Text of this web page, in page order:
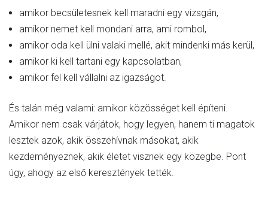
amikor becsületesnek kell maradni egy vizsgán,
amikor nemet kell mondani arra, ami rombol,
amikor oda kell ülni valaki mellé, akit mindenki más kerül,
amikor ki kell tartani egy kapcsolatban,
amikor fel kell vállalni az igazságot.
És talán még valami: amikor közösséget kell építeni.
Amikor nem csak várjátok, hogy legyen, hanem ti magatok
lesztek azok, akik összehívnak másokat, akik
kezdeményeznek, akik életet visznek egy közegbe. Pont
úgy, ahogy az első keresztények tették.